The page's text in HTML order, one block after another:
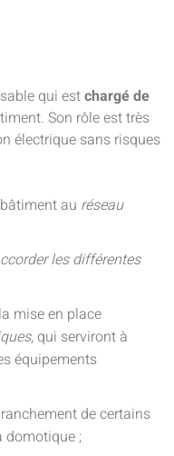
qui estchargé de
Son rôle est très
électrique sans risques
au réseau
les différentes
mise en place
, qui serviront à
équipements
de certains
domotique ;